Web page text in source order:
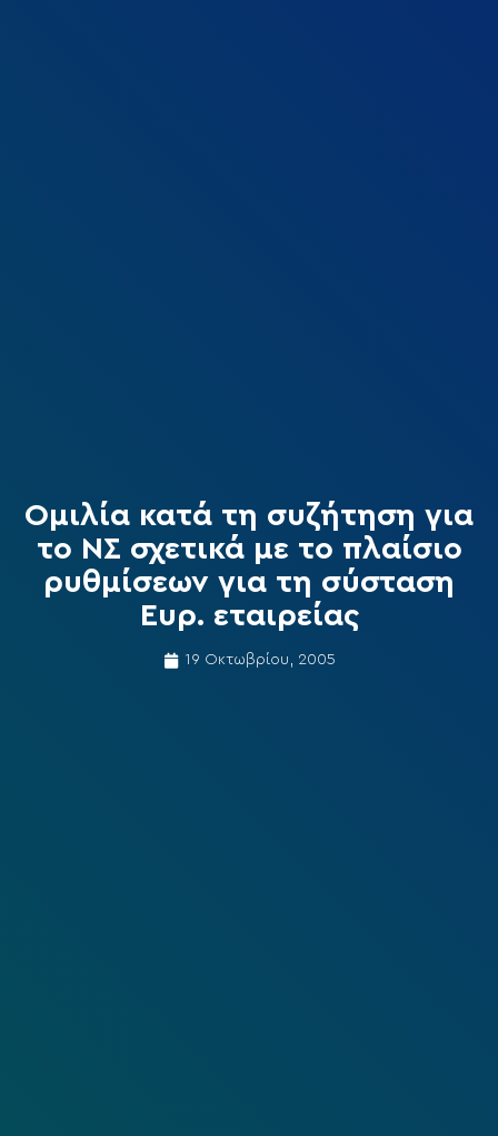
Ομιλία κατά τη συζήτηση για
το ΝΣ σχετικά με το πλαίσιο
ρυθμίσεων για τη σύσταση
Ευρ. εταιρείας
19 Οκτωβρίου, 2005